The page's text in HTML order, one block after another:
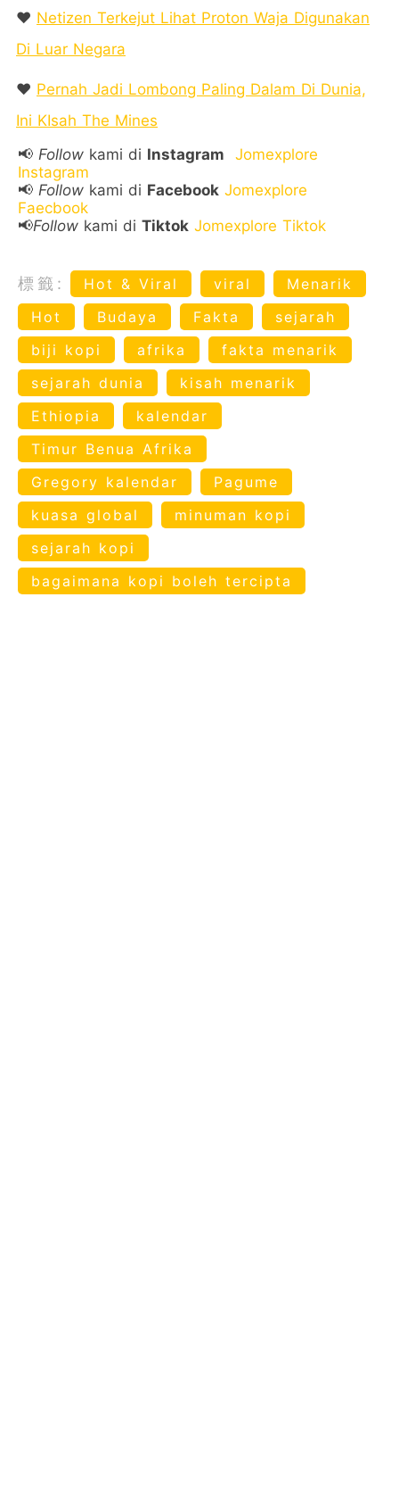
❤️ Netizen Terkejut Lihat Proton Waja Digunakan
Di Luar Negara
❤️ Pernah Jadi Lombong Paling Dalam Di Dunia,
Ini KIsah The Mines
📢 Follow kami di Instagram
Jomexplore
Instagram
📢 Follow kami di Facebook Jomexplore
Faecbook
📢Follow kami di Tiktok Jomexplore Tiktok
標籤: Hot & Viral viral
Menarik
Hot
Budaya Fakta
sejarah
biji kopi
afrika
fakta menarik
sejarah dunia
kisah menarik
Ethiopia
kalendar
Timur Benua Afrika
Gregory kalendar
Pagume
kuasa global
minuman kopi
sejarah kopi
bagaimana kopi boleh tercipta